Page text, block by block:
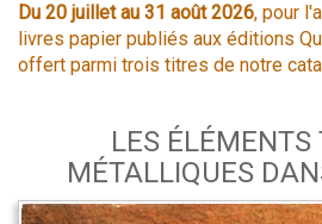
Du 20 juillet au 31 août 2026, pour
livres papier publiés aux éditions
offert parmi trois titres de notre
LES ÉLÉMENTS
MÉTALLIQUES